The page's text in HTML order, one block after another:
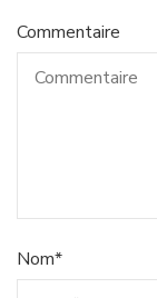
Commentaire
Nom*